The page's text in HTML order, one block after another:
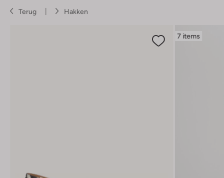
Terug Hakken
7 items